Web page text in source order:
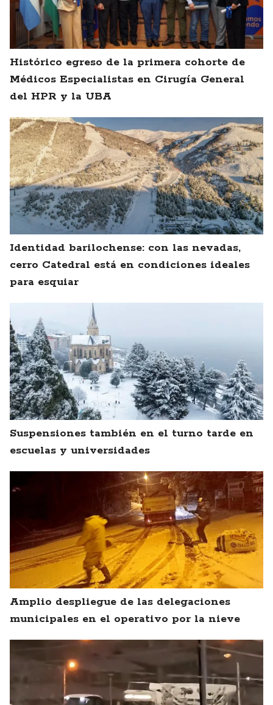
Histórico egreso de la primera cohorte de
Médicos Especialistas en Cirugía General
del HPR y la UBA
Identidad barilochense: con las nevadas,
cerro Catedral está en condiciones ideales
para esquiar
Suspensiones también en el turno tarde en
escuelas y universidades
Amplio despliegue de las delegaciones
municipales en el operativo por la nieve